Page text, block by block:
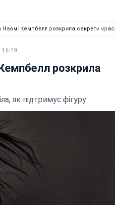
Кемпбелл розкрила секрети
16:19
розкрила
як підтримує фігуру